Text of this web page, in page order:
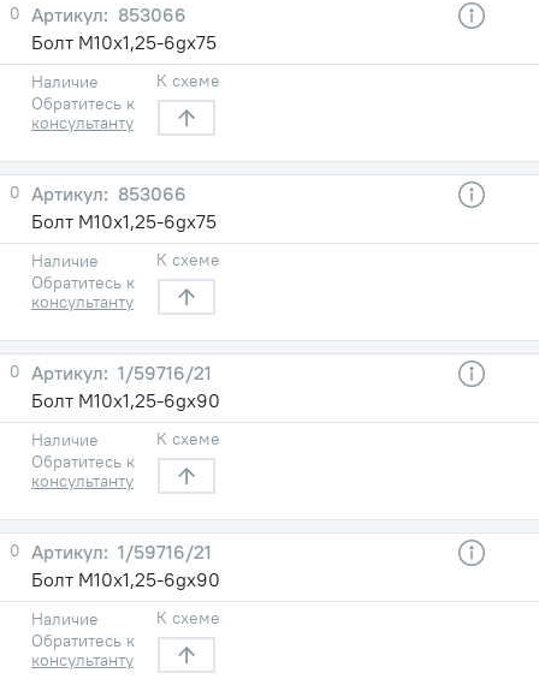
0
853066
Болт М10х1,25-6gх75
Наличие
Обратитесь к
консультанту
К схеме
0
853066
Болт М10х1,25-6gх75
Наличие
Обратитесь к
консультанту
К схеме
0
1/59716/21
Болт М10х1,25-6gх90
Наличие
Обратитесь к
консультанту
К схеме
0
1/59716/21
Болт М10х1,25-6gх90
Наличие
Обратитесь к
консультанту
К схеме